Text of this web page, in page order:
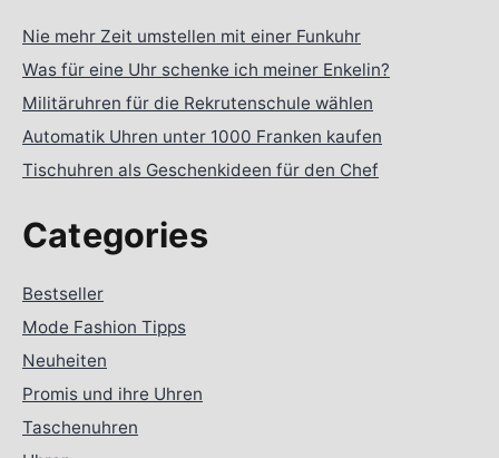
Nie mehr Zeit umstellen mit einer Funkuhr
Was für eine Uhr schenke ich meiner Enkelin?
Militäruhren für die Rekrutenschule wählen
Automatik Uhren unter 1000 Franken kaufen
Tischuhren als Geschenkideen für den Chef
Categories
Bestseller
Mode Fashion Tipps
Neuheiten
Promis und ihre Uhren
Taschenuhren